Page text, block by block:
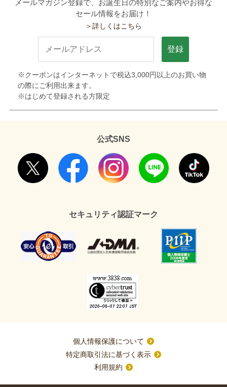
メールマガジン登録で、お誕生日の特別なご案内やお得な
セール情報をお届け！
＞詳しくはこちら
登録
※クーポンはインターネットで税込3,000円以上のお買い物
の際にご利用出来ます。
※はじめて登録される方限定
公式SNS
セキュリティ認証マーク
個人情報保護について
特定商取引法に基づく表示
利用規約